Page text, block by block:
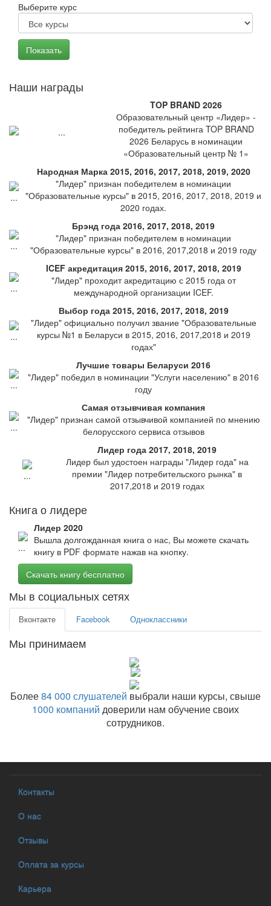
Выберите курс
Наши награды
TOP BRAND 2026
Образовательный центр «Лидер» -
победитель рейтинга TOP BRAND
2026 Беларусь в номинации
«Образовательный центр № 1»
Народная Марка 2015, 2016, 2017, 2018, 2019, 2020
"Лидер" признан победителем в номинации
"Образовательные курсы" в 2015, 2016, 2017, 2018, 2019 и
2020 годах.
Брэнд года 2016, 2017, 2018, 2019
"Лидер" признан победителем в номинации
"Образовательные курсы" в 2016, 2017,2018 и 2019 году
ICEF акредитация 2015, 2016, 2017, 2018, 2019
"Лидер" проходит акредитацию с 2015 года от
международной организации ICEF.
Выбор года 2015, 2016, 2017, 2018, 2019
"Лидер" официально получил звание "Образовательные
курсы №1 в Беларуси в 2015, 2016, 2017,2018 и 2019
годах"
Лучшие товары Беларуси 2016
"Лидер" победил в номинации "Услуги населению" в 2016
году
Самая отзывчивая компания
"Лидер" признан самой отзывчивой компанией по мнению
белорусского сервиса отзывов
Лидер года 2017, 2018, 2019
Лидер был удостоен награды "Лидер года" на
премии "Лидер потребительского рынка" в
2017,2018 и 2019 годах
Книга о лидере
Лидер 2020
Вышла долгожданная книга о нас, Вы можете скачать
книгу в PDF формате нажав на кнопку.
Скачать книгу бесплатно
Мы в социальных сетях
Вконтакте Facebook Одноклассники
Мы принимаем
Более84 000 слушателей выбрали наши курсы, свыше
1000 компаний доверили нам обучение своих
сотрудников.
Контакты
О нас
Отзывы
Оплата за курсы
Карьера